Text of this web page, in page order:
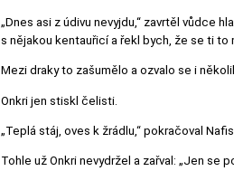
„Dnes asi z údivu nevyjdu,“ zavrtěl vůdce
s nějakou kentauřicí a řekl bych, že se ti
Mezi draky to zašumělo a ozvalo se i
Onkri jen stiskl čelisti.
„Teplá stáj, oves k žrádlu,“ pokračoval
Tohle už Onkri nevydržel a zařval: „Jen